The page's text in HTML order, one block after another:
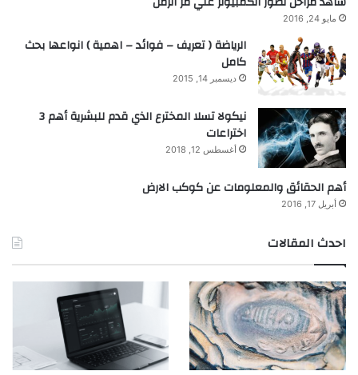
مايو 24, 2016
الرياضة ( تعريف – فوائد – اهمية ) انواعها بحث
كامل
ديسمبر 14, 2015
نيكولا تسلا المخترع الذي قدم للبشرية أهم 3
اختراعات
أغسطس 12, 2018
أهم الحقائق والمعلومات عن كوكب الارض
أبريل 17, 2016
احدث المقالات